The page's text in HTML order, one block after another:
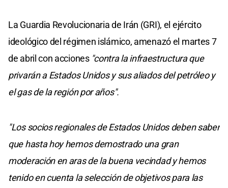
La Guardia Revolucionaria de Irán (GRI), el ejército
ideológico del régimen islámico, amenazó el martes 7
de abril con acciones "contra la infraestructura que
privarán a Estados Unidos y sus aliados del petróleo y
el gas de la región por años".
"Los socios regionales de Estados Unidos deben saber
que hasta hoy hemos demostrado una gran
moderación en aras de la buena vecindad y hemos
tenido en cuenta la selección de objetivos para las